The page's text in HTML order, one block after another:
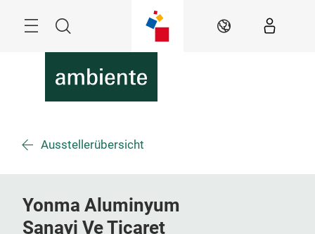
Suche DE
Ausstellerübersicht
Yonma Aluminyum
Sanayi Ve Ticaret